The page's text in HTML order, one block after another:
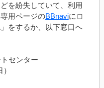
を紛失していて、利用
用ページのBBnaviにロ
をするか、以下窓口へ
センター